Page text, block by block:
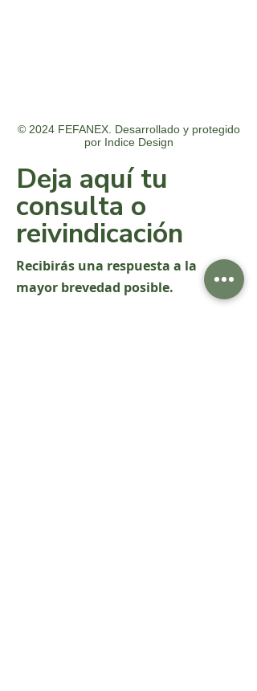
© 2024 FEFANEX. Desarrollado y protegido
por Indice Design
Deja aquí tu
consulta o
reivindicación
Recibirás una respuesta a la
mayor brevedad posible.